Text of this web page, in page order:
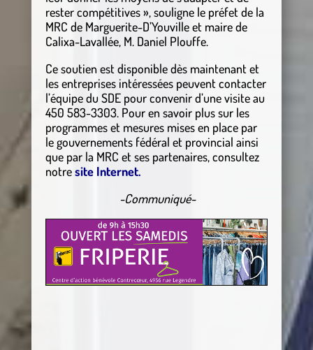
rester compétitives », souligne le préfet de la
MRC de Marguerite-D’Youville et maire de
Calixa-Lavallée, M. Daniel Plouffe.
Ce soutien est disponible dès maintenant et
les entreprises intéressées peuvent contacter
l’équipe du SDE pour convenir d’une visite au
450 583-3303. Pour en savoir plus sur les
programmes et mesures mises en place par
le gouvernements fédéral et provincial ainsi
que par la MRC et ses partenaires, consultez
notresite Internet.
-Communiqué-